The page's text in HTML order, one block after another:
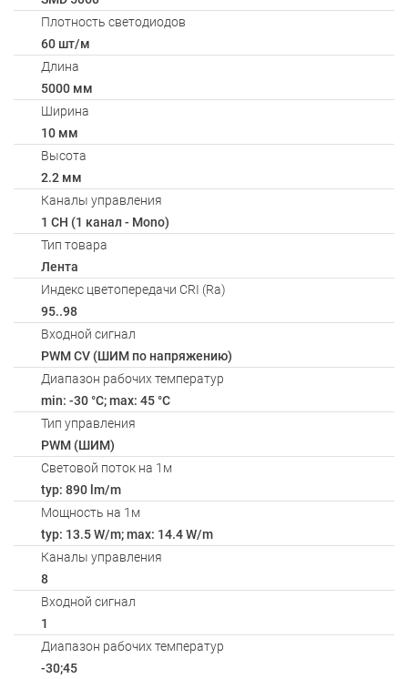
Плотность светодиодов
60 шт/м
Длина
5000 мм
Ширина
10 мм
Высота
2.2 мм
Каналы управления
1 CH (1 канал - Mono)
Тип товара
Лента
Индекс цветопередачи CRI (Ra)
95..98
Входной сигнал
PWM СV (ШИМ по напряжению)
Диапазон рабочих температур
min: -30 °C; max: 45 °C
Тип управления
PWM (ШИМ)
Световой поток на 1м
typ: 890 lm/m
Мощность на 1м
typ: 13.5 W/m; max: 14.4 W/m
Каналы управления
8
Входной сигнал
1
Диапазон рабочих температур
-30;45